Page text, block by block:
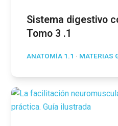
Sistema digestivo
Tomo 3 .1
ANATOMÍA 1.1 · MATERIAS